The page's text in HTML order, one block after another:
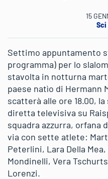
15
Sci
Settimo appuntamento
programma) per lo
stavolta in notturna
paese natìo di Hermann
scatterà alle ore 18.00,
diretta televisiva su
squadra azzurra, orfana
via con sette atlete:
Peterlini, Lara Della
Mondinelli, Vera
Lorenzi.